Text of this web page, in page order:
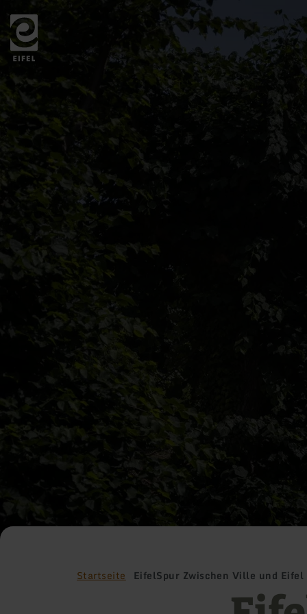
Zurück
zur
Startseite
Startseite EifelSpur Zwischen Ville und Eifel